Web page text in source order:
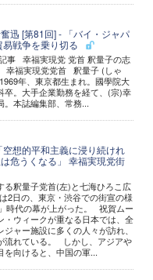
迅 [第81回] - 「バイ・ジャパ
易戦争を乗り切る
事 幸福実現党 党首 釈量子の志
幸福実現党党首 釈量子 (しゃ
年、東京都生まれ。國學院大
卒。大手企業勤務を経て、(宗)幸
。本誌編集部、常務...
想的平和主義に浸り続けれ
危うくなる」 幸福実現党街
る釈量子党首(左)と七海ひろこ広
2日の、東京・渋谷での街宣の様
時代の幕が上がった。 祝賀ムー
・ウィークが重なる日本では、全
ャー施設に多くの人々が訪れ、
流れている。 しかし、アジアや
を向けると、中国の軍...